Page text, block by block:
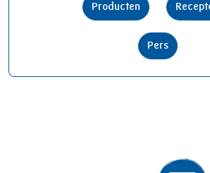
Producten
Pers